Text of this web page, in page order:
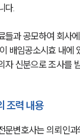
다.
들과 공모하여 회사
배임공소시효 내에
자 신분으로 조사를
조력 내용
문변호사는 의뢰인